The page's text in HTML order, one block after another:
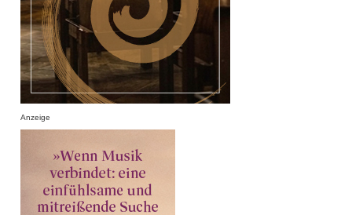
Anzeige